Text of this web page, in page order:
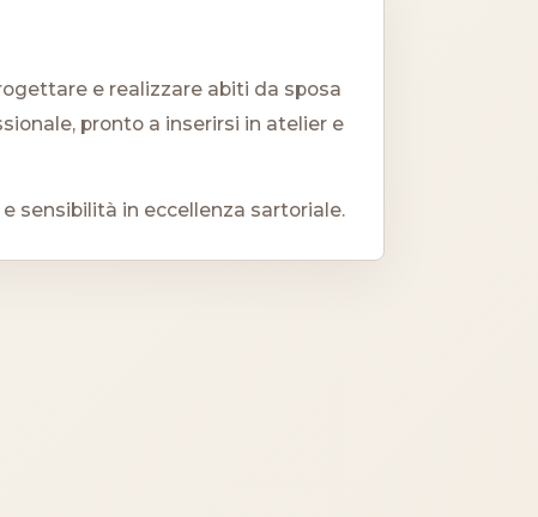
e realizzare abiti da sposa
pronto a inserirsi in atelier e
sensibilità in eccellenza sartoriale.